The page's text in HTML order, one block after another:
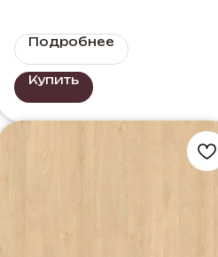
Подробнее
Купить